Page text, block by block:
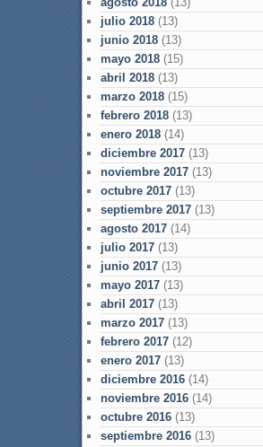
julio 2018(13)
junio 2018(13)
mayo 2018(15)
abril 2018(13)
marzo 2018(15)
febrero 2018(13)
enero 2018(14)
diciembre 2017(13)
noviembre 2017(13)
octubre 2017(13)
septiembre 2017(13)
agosto 2017(14)
julio 2017(13)
junio 2017(13)
mayo 2017(13)
abril 2017(13)
marzo 2017(13)
febrero 2017(12)
enero 2017(13)
diciembre 2016(14)
noviembre 2016(14)
octubre 2016(13)
septiembre 2016(13)